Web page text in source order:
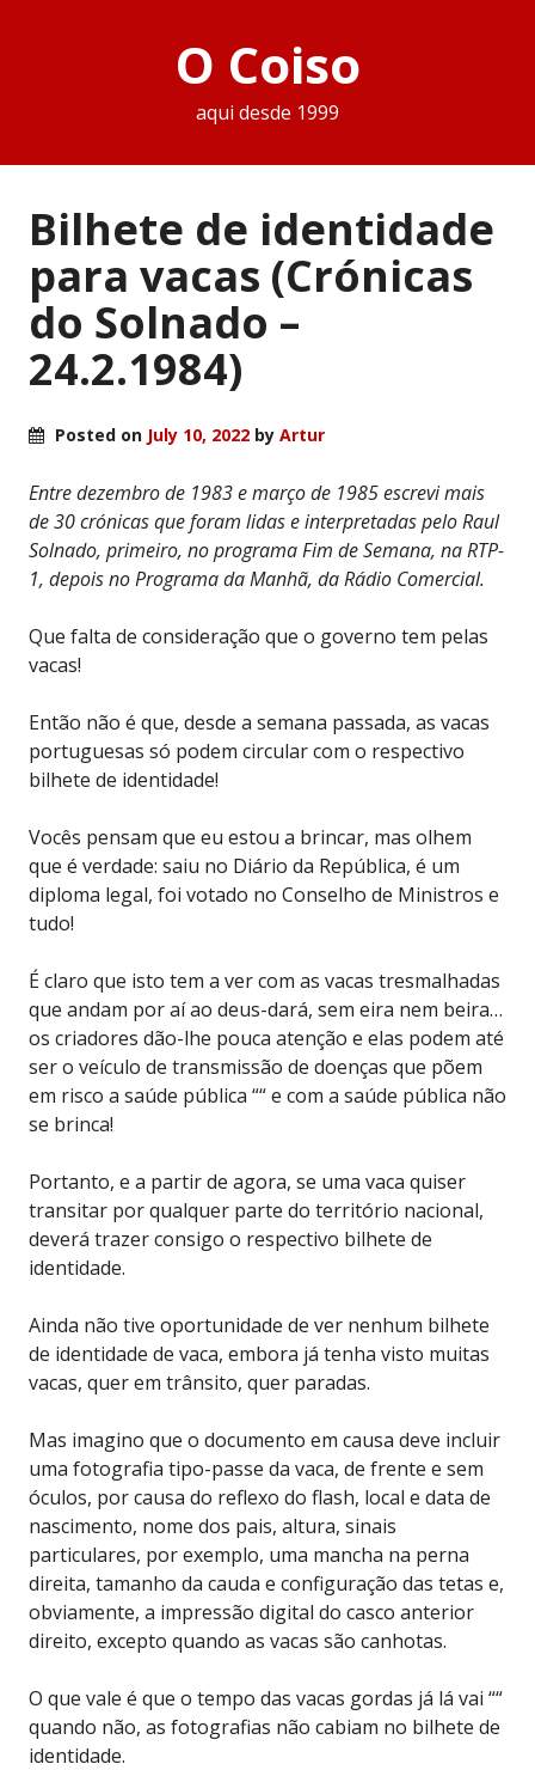
O Coiso
aqui desde 1999
Bilhete de identidade
para vacas (Crónicas
do Solnado –
24.2.1984)
Posted on July 10, 2022 by Artur
Entre dezembro de 1983 e março de 1985 escrevi mais
de 30 crónicas que foram lidas e interpretadas pelo Raul
Solnado, primeiro, no programa Fim de Semana, na RTP-
1, depois no Programa da Manhã, da Rádio Comercial.
Que falta de consideração que o governo tem pelas
vacas!
Então não é que, desde a semana passada, as vacas
portuguesas só podem circular com o respectivo
bilhete de identidade!
Vocês pensam que eu estou a brincar, mas olhem
que é verdade: saiu no Diário da República, é um
diploma legal, foi votado no Conselho de Ministros e
tudo!
É claro que isto tem a ver com as vacas tresmalhadas
que andam por aí ao deus-dará, sem eira nem beira…
os criadores dão-lhe pouca atenção e elas podem até
ser o veículo de transmissão de doenças que põem
em risco a saúde pública ““ e com a saúde pública não
se brinca!
Portanto, e a partir de agora, se uma vaca quiser
transitar por qualquer parte do território nacional,
deverá trazer consigo o respectivo bilhete de
identidade.
Ainda não tive oportunidade de ver nenhum bilhete
de identidade de vaca, embora já tenha visto muitas
vacas, quer em trânsito, quer paradas.
Mas imagino que o documento em causa deve incluir
uma fotografia tipo-passe da vaca, de frente e sem
óculos, por causa do reflexo do flash, local e data de
nascimento, nome dos pais, altura, sinais
particulares, por exemplo, uma mancha na perna
direita, tamanho da cauda e configuração das tetas e,
obviamente, a impressão digital do casco anterior
direito, excepto quando as vacas são canhotas.
O que vale é que o tempo das vacas gordas já lá vai ““
quando não, as fotografias não cabiam no bilhete de
identidade.